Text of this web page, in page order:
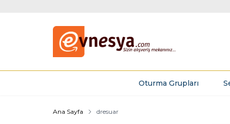
Oturma Grupları
Ana Sayfa dresuar